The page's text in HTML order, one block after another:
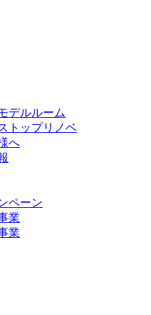
デルルーム
トップリノベ
へ
ペーン
業
業